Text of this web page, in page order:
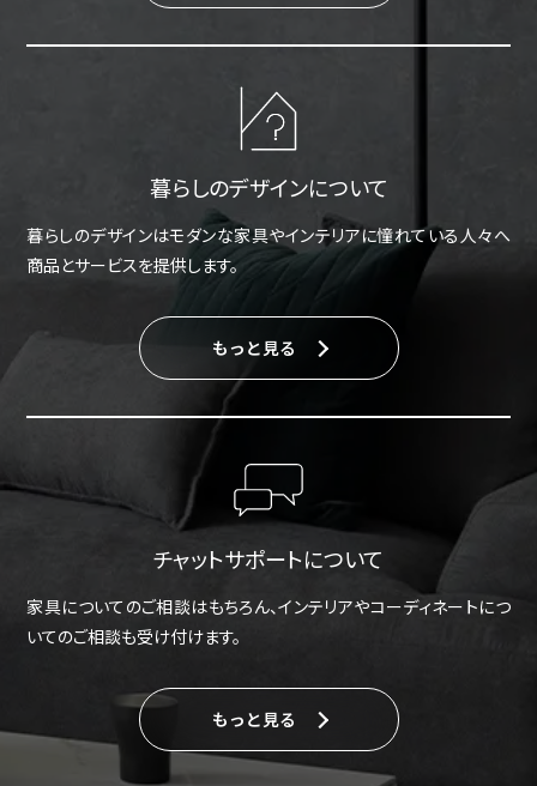
暮らしのデザインについて
暮らしのデザインはモダンな家具やインテリアに憧れている人々へ
商品とサービスを提供します。
もっと見る
チャットサポートについて
家具についてのご相談はもちろん、インテリアやコーディネートにつ
いてのご相談も受け付けます。
もっと見る